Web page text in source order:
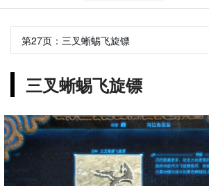
第27页： 三叉蜥蜴飞旋镖
三叉蜥蜴飞旋镖